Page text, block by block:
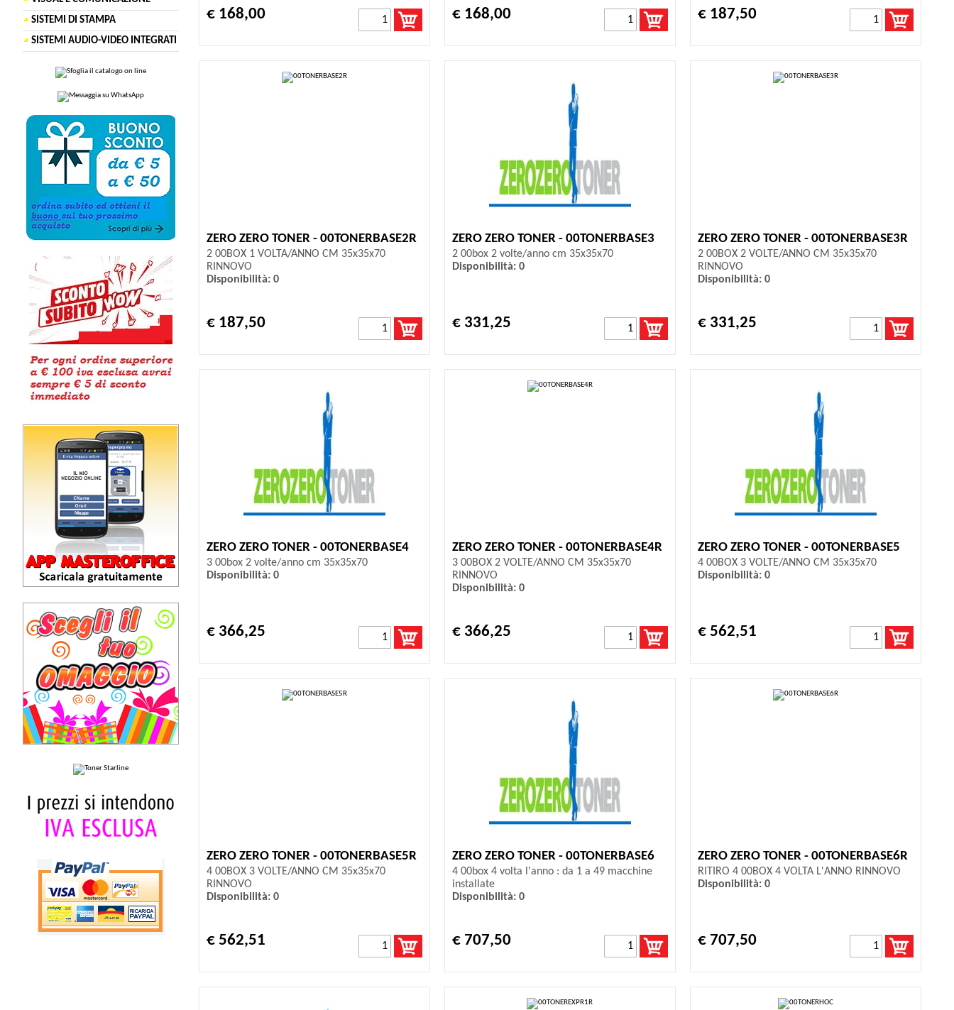
SISTEMI DI STAMPA
SISTEMI AUDIO-VIDEO INTEGRATI
€ 168,00 € 168,00 € 187,50
ZERO ZERO TONER - 00TONERBASE2R
2 00BOX 1 VOLTA/ANNO CM 35x35x70
RINNOVO
Disponibilità: 0
€ 187,50
ZERO ZERO TONER - 00TONERBASE3
2 00box 2 volte/anno cm 35x35x70
Disponibilità: 0
€ 331,25
ZERO ZERO TONER - 00TONERBASE3R
2 00BOX 2 VOLTE/ANNO CM 35x35x70
RINNOVO
Disponibilità: 0
€ 331,25
ZERO ZERO TONER - 00TONERBASE4
3 00box 2 volte/anno cm 35x35x70
Disponibilità: 0
€ 366,25
ZERO ZERO TONER - 00TONERBASE4R
3 00BOX 2 VOLTE/ANNO CM 35x35x70
RINNOVO
Disponibilità: 0
€ 366,25
ZERO ZERO TONER - 00TONERBASE5
4 00BOX 3 VOLTE/ANNO CM 35x35x70
Disponibilità: 0
€ 562,51
ZERO ZERO TONER - 00TONERBASE5R
4 00BOX 3 VOLTE/ANNO CM 35x35x70
RINNOVO
Disponibilità: 0
€ 562,51
ZERO ZERO TONER - 00TONERBASE6
4 00box 4 volta l'anno : da 1 a 49 macchine
installate
Disponibilità: 0
€ 707,50
ZERO ZERO TONER - 00TONERBASE6R
RITIRO 4 00BOX 4 VOLTA L'ANNO RINNOVO
Disponibilità: 0
€ 707,50